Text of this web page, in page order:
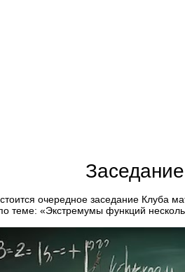
очередное заседание Клуба
теме: «Экстремумы функций